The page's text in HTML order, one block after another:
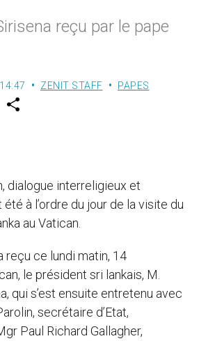
reçu par le pape
ZENIT STAFF PAPES
w
dialogue interreligieux et
à l’ordre du jour de la visite du
au Vatican.
reçu ce lundi matin, 14
le président sri lankais, M.
qui s’est ensuite entretenu avec
secrétaire d’Etat,
Paul Richard Gallagher,